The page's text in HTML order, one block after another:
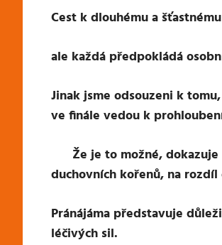
Cest k dlouhému a
ale každá předpokládá
Jinak jsme odsouzeni k
ve finále vedou k
Že je to možné, dokazuje
duchovních kořenů, na
Pránájáma představuje
léčivých sil.